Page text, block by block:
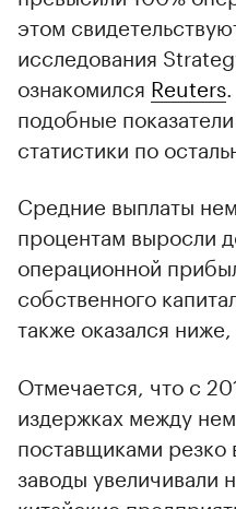
этом
исследования
ознакомился Reuters
подобные
статистики по
Средние выплаты
процентам выросли
операционной
собственного
также оказался
Отмечается, что с
издержках между
поставщиками
заводы увеличивали